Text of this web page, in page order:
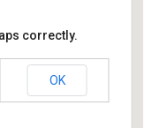
correctly.
OK